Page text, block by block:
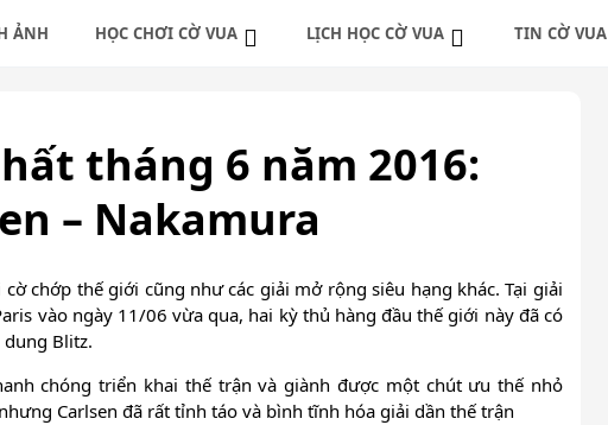
ẢNH HỌC CHƠI CỜ VUA
Những ván cờ nổi tiếng
LỊCH HỌC CỜ VUA
Lịch học cờ vua online
TIN CỜ VUA
tháng 6 năm 2016:
– Nakamura
chớp thế giới cũng như các giải mở rộng siêu hạng khác. Tại giải
vào ngày 11/06 vừa qua, hai kỳ thủ hàng đầu thế giới này đã có
Blitz.
chóng triển khai thế trận và giành được một chút ưu thế nhỏ
Carlsen đã rất tỉnh táo và bình tĩnh hóa giải dần thế trận